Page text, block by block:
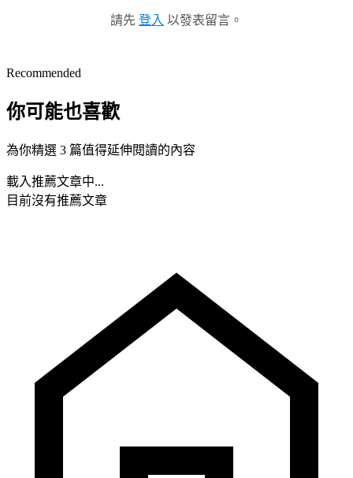
請先 登入 以發表留言。
Recommended
你可能也喜歡
為你精選 3 篇值得延伸閱讀的內容
載入推薦文章中...
目前沒有推薦文章